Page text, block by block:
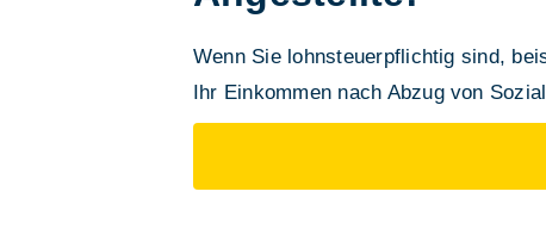
Wenn Sie lohnsteuerpflichtig sind,
Ihr Einkommen nach Abzug von